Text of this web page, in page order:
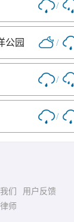
/
公园 /
/
/
们
用户反馈
师